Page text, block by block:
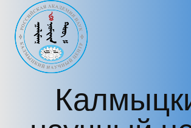
Перейти к основному содержанию